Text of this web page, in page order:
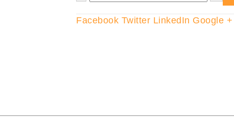
Facebook Twitter LinkedIn Google +